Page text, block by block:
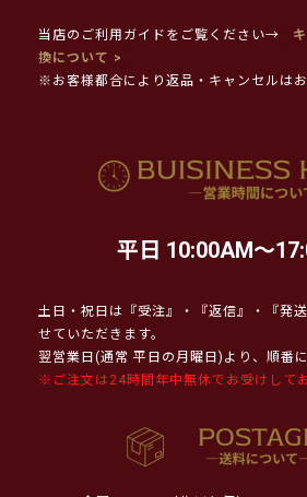
当店のご利用ガイドをご覧ください→
換について >
※お客様都合により返品・キャンセルはお
平日 10:00AM～
土日・祝日は『受注』・『返信』・『発
せていただきます。
翌営業日(通常 平日の月曜日)より、順番
※ご注文は24時間年中無休でお受けしてお